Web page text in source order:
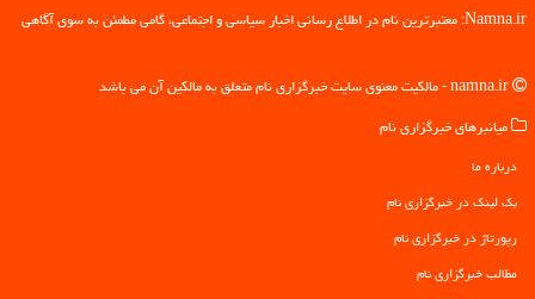
Namna.ir: معتبرترین نام در اطلاع رسانی اخبار سیاسی و اجتماعی، گامی مطمئن به سوی آگاهی
میانبرهای خبرگزاری نام
درباره ما
بک لینک در خبرگزاری نام
رپورتاژ در خبرگزاری نام
مطالب خبرگزاری نام